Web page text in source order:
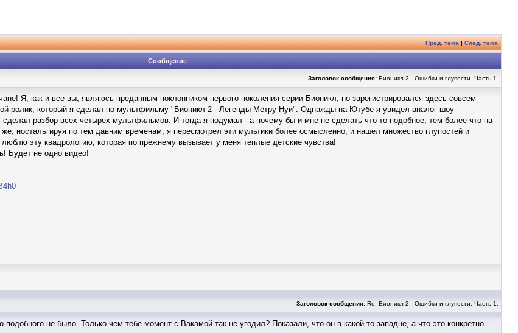
Пред. тема|След. тема
Сообщение
Заголовок сообщения: Бионикл 2 - Ошибки и глупости. Часть 1.
Я, как и все вы, являюсь преданным поклонником первого поколения серии Бионикл, но зарегистрировался здесь совсем
ролик, который я сделал по мультфильму "Бионикл 2 - Легенды Метру Нуи". Однажды на Ютубе я увидел аналог шоу
разбор всех четырех мультфильмов. И тогда я подумал - а почему бы и мне не сделать что то подобное, тем более что на
же, ностальгируя по тем давним временам, я пересмотрел эти мультики более осмысленно, и нашел множество глупостей и
эту квадрологию, которая по прежнему вызывает у меня теплые детские чувства!
Будет не одно видео!
Заголовок сообщения: Re: Бионикл 2 - Ошибки и глупости. Часть 1.
не было. Только чем тебе момент с Вакамой так не угодил? Показали, что он в какой-то западне, а что это конкретно -